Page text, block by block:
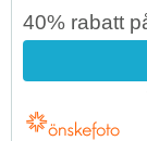
40% rabatt